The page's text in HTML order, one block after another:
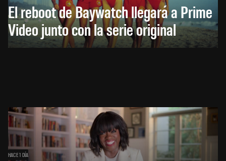
El reboot de Baywatch llegará a Prime
Video junto con la serie original
HACE 1 DÍA